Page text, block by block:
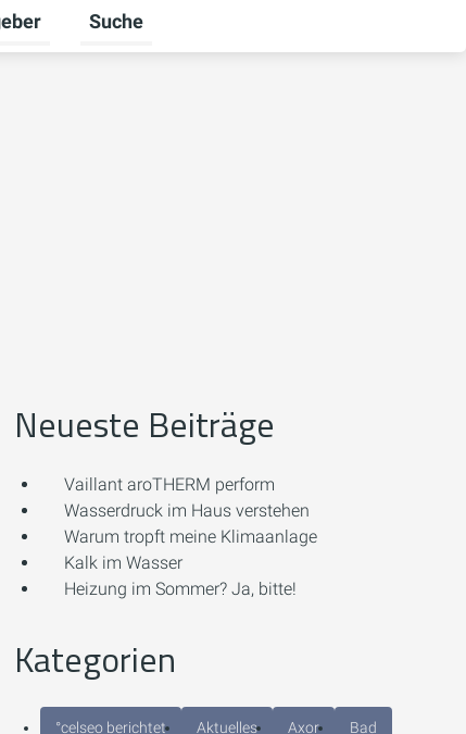
für Unternehmen umschalten
Untermenü für Ratgeber umschalten
Suche
Neueste Beiträge
Vaillant aroTHERM perform
Wasserdruck im Haus verstehen
Warum tropft meine Klimaanlage
Kalk im Wasser
Heizung im Sommer? Ja, bitte!
Kategorien
°celseo berichtet Aktuelles Axor Bad